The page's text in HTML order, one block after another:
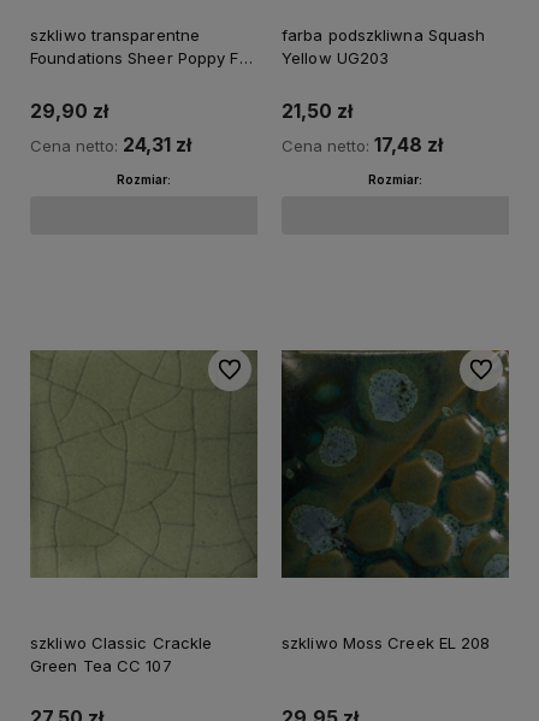
szkliwo transparentne
Foundations Sheer Poppy FN
29,90 zł
Cena netto: 24,31 zł
Rozmiar:
farba podszkliwna Squash
Yellow UG203
21,50 zł
Cena netto: 17,48 zł
Rozmiar:
szkliwo Classic Crackle
Green Tea CC 107
Do ulubionych
szkliwo Moss Creek EL 208
Do